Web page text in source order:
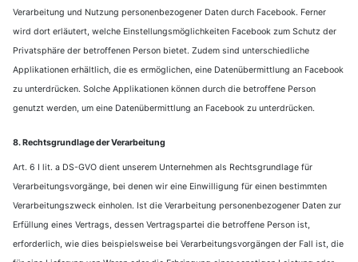
Verarbeitung und Nutzung personenbezogener Daten durch Facebook. Ferner
wird dort erläutert, welche Einstellungsmöglichkeiten Facebook zum Schutz der
Privatsphäre der betroffenen Person bietet. Zudem sind unterschiedliche
Applikationen erhältlich, die es ermöglichen, eine Datenübermittlung an Facebook
zu unterdrücken. Solche Applikationen können durch die betroffene Person
genutzt werden, um eine Datenübermittlung an Facebook zu unterdrücken.
8. Rechtsgrundlage der Verarbeitung
Art. 6 I lit. a DS-GVO dient unserem Unternehmen als Rechtsgrundlage für
Verarbeitungsvorgänge, bei denen wir eine Einwilligung für einen bestimmten
Verarbeitungszweck einholen. Ist die Verarbeitung personenbezogener Daten zur
Erfüllung eines Vertrags, dessen Vertragspartei die betroffene Person ist,
erforderlich, wie dies beispielsweise bei Verarbeitungsvorgängen der Fall ist, die